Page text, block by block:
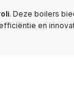
. Deze boilers
en